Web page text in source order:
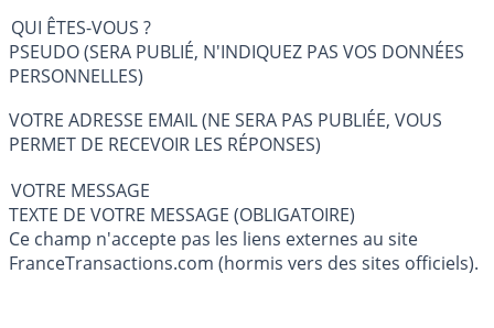
QUI ÊTES-VOUS ?
PSEUDO (SERA PUBLIÉ, N'INDIQUEZ PAS VOS DONNÉES
PERSONNELLES)
VOTRE ADRESSE EMAIL (NE SERA PAS PUBLIÉE, VOUS
PERMET DE RECEVOIR LES RÉPONSES)
VOTRE MESSAGE
TEXTE DE VOTRE MESSAGE (OBLIGATOIRE)
Ce champ n'accepte pas les liens externes au site
FranceTransactions.com (hormis vers des sites officiels).